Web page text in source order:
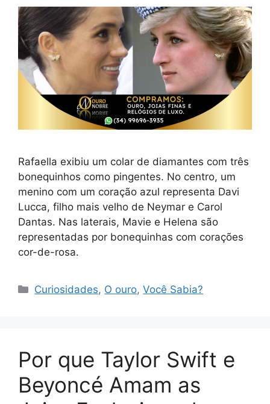
Rafaella exibiu um colar de diamantes com três
bonequinhos como pingentes. No centro, um
menino com um coração azul representa Davi
Lucca, filho mais velho de Neymar e Carol
Dantas. Nas laterais, Mavie e Helena são
representadas por bonequinhas com corações
cor-de-rosa.
Categorias
Curiosidades, O ouro,Você Sabia?
Por que Taylor Swift e
Beyoncé Amam as